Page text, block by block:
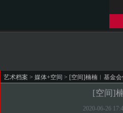
艺术档案 > 媒体+空间 > [空间]楠楠︱基金
[空间]
2020-06-26